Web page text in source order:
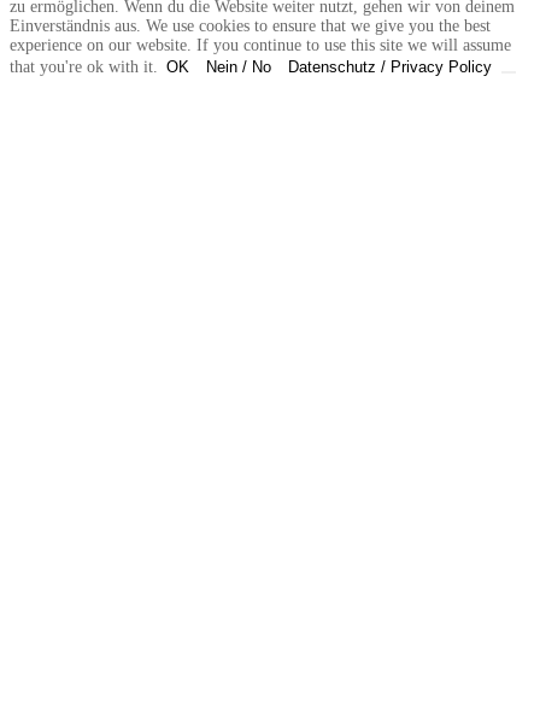
zu ermöglichen. Wenn du die Website weiter nutzt, gehen wir von deinem
Einverständnis aus. We use cookies to ensure that we give you the best
experience on our website. If you continue to use this site we will assume
that you're ok with it. OK Nein / No Datenschutz / Privacy Policy